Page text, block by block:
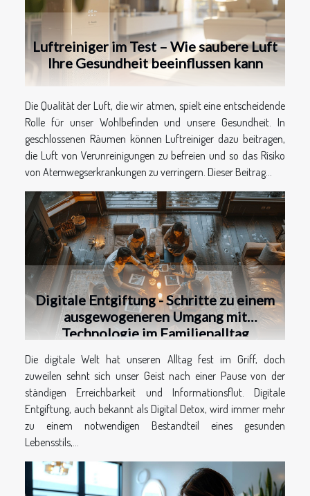
heute nur noch über die großen Plattformen,
unterschätzt eine stille Verschiebung im
Nutzerverhalten: Gerade in...
Luftreiniger im Test – Wie saubere Luft
Ihre Gesundheit beeinflussen kann
Die Qualität der Luft, die wir atmen, spielt eine entscheidende
Rolle für unser Wohlbefinden und unsere Gesundheit. In
geschlossenen Räumen können Luftreiniger dazu beitragen,
die Luft von Verunreinigungen zu befreien und so das Risiko
von Atemwegserkrankungen zu verringern. Dieser Beitrag...
Digitale Entgiftung - Schritte zu einem
ausgewogeneren Umgang mit
Technologie im Familienalltag
Die digitale Welt hat unseren Alltag fest im Griff, doch
zuweilen sehnt sich unser Geist nach einer Pause von der
ständigen Erreichbarkeit und Informationsflut. Digitale
Entgiftung, auch bekannt als Digital Detox, wird immer mehr
zu einem notwendigen Bestandteil eines gesunden
Lebensstils,...